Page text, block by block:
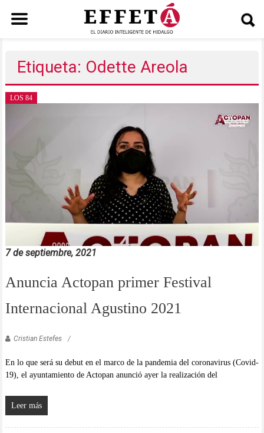
contenidoEtiqueta: Odette Areola
LOS 84
7 de septiembre, 2021
Anuncia Actopan primer Festival
Internacional Agustino 2021
Cristian Estefes
En lo que será su debut en el marco de la pandemia del coronavirus (Covid-
19), el ayuntamiento de Actopan anunció ayer la realización del
Leer más